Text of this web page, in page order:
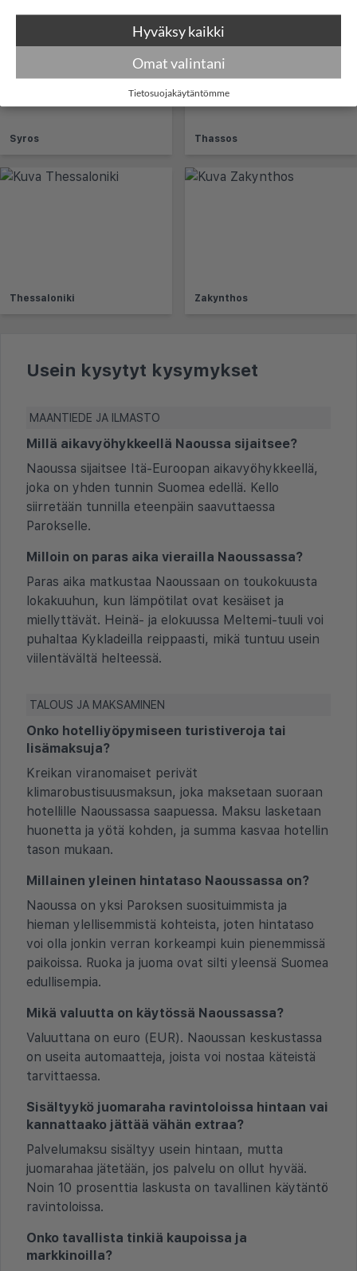
Syros Thassos
Thessaloniki Zakynthos
Usein kysytyt kysymykset
MAANTIEDE JA ILMASTO
Millä aikavyöhykkeellä Naoussa sijaitsee?
Naoussa sijaitsee Itä-Euroopan aikavyöhykkeellä,
joka on yhden tunnin Suomea edellä. Kello
siirretään tunnilla eteenpäin saavuttaessa
Parokselle.
Milloin on paras aika vierailla Naoussassa?
Paras aika matkustaa Naoussaan on toukokuusta
lokakuuhun, kun lämpötilat ovat kesäiset ja
miellyttävät. Heinä- ja elokuussa Meltemi-tuuli voi
puhaltaa Kykladeilla reippaasti, mikä tuntuu usein
viilentävältä helteessä.
TALOUS JA MAKSAMINEN
Onko hotelliyöpymiseen turistiveroja tai
lisämaksuja?
Kreikan viranomaiset perivät
klimarobustisuusmaksun, joka maksetaan suoraan
hotellille Naoussassa saapuessa. Maksu lasketaan
huonetta ja yötä kohden, ja summa kasvaa hotellin
tason mukaan.
Millainen yleinen hintataso Naoussassa on?
Naoussa on yksi Paroksen suosituimmista ja
hieman ylellisemmistä kohteista, joten hintataso
voi olla jonkin verran korkeampi kuin pienemmissä
paikoissa. Ruoka ja juoma ovat silti yleensä Suomea
edullisempia.
Mikä valuutta on käytössä Naoussassa?
Valuuttana on euro (EUR). Naoussan keskustassa
on useita automaatteja, joista voi nostaa käteistä
tarvittaessa.
Sisältyykö juomaraha ravintoloissa hintaan vai
kannattaako jättää vähän extraa?
Palvelumaksu sisältyy usein hintaan, mutta
juomarahaa jätetään, jos palvelu on ollut hyvää.
Noin 10 prosenttia laskusta on tavallinen käytäntö
ravintoloissa.
Onko tavallista tinkiä kaupoissa ja
markkinoilla?
Hyväksy kaikki
Omat valintani
Tietosuojakäytäntömme